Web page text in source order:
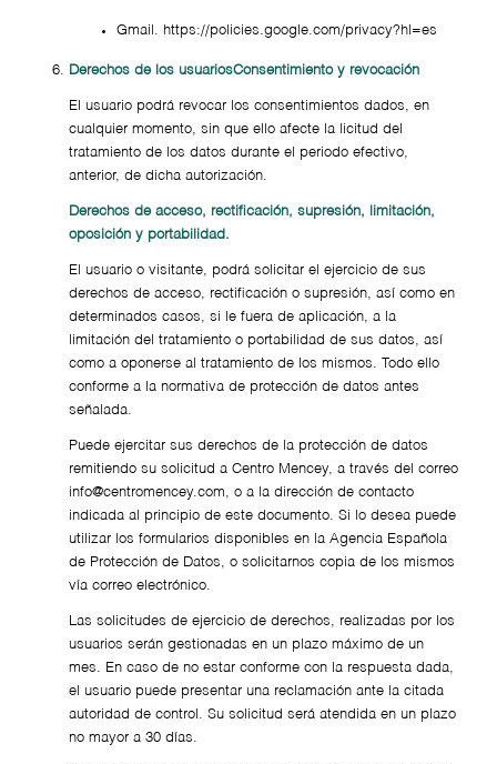
Gmail. https://policies.google.com/privacy?hl=es
Derechos de los usuariosConsentimiento y revocación
El usuario podrá revocar los consentimientos dados, en
cualquier momento, sin que ello afecte la licitud del
tratamiento de los datos durante el periodo efectivo,
anterior, de dicha autorización.
Derechos de acceso, rectificación, supresión, limitación,
oposición y portabilidad.
El usuario o visitante, podrá solicitar el ejercicio de sus
derechos de acceso, rectificación o supresión, así como en
determinados casos, si le fuera de aplicación, a la
limitación del tratamiento o portabilidad de sus datos, así
como a oponerse al tratamiento de los mismos. Todo ello
conforme a la normativa de protección de datos antes
señalada.
Puede ejercitar sus derechos de la protección de datos
remitiendo su solicitud a Centro Mencey, a través del correo
info@centromencey.com, o a la dirección de contacto
indicada al principio de este documento. Si lo desea puede
utilizar los formularios disponibles en la Agencia Española
de Protección de Datos, o solicitarnos copia de los mismos
vía correo electrónico.
Las solicitudes de ejercicio de derechos, realizadas por los
usuarios serán gestionadas en un plazo máximo de un
mes. En caso de no estar conforme con la respuesta dada,
el usuario puede presentar una reclamación ante la citada
autoridad de control. Su solicitud será atendida en un plazo
no mayor a 30 días.